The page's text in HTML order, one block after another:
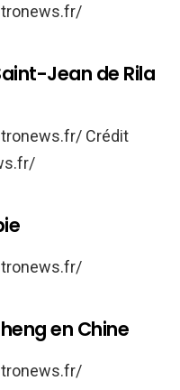
Jean de Rila
Crédit
en Chine